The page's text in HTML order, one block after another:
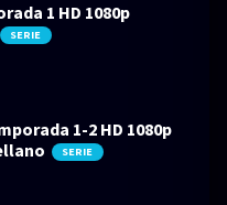
1 HD 1080p
SERIE
1-2 HD 1080p
SERIE